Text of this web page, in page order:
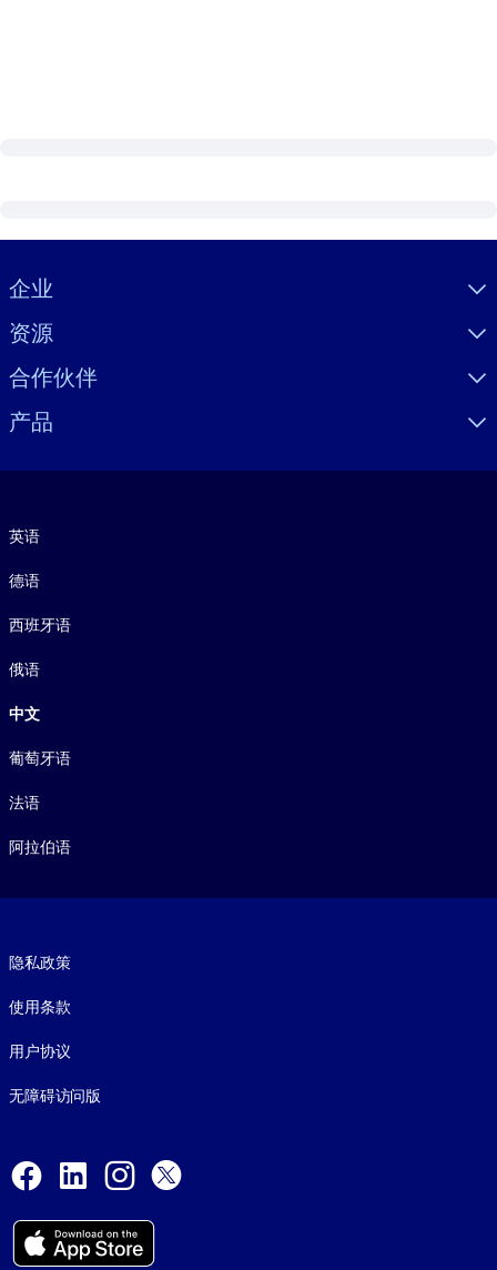
Visually hidden Text
企业
资源
合作伙伴
产品
英语
德语
西班牙语
俄语
中文
葡萄牙语
法语
阿拉伯语
隐私政策
使用条款
用户协议
无障碍访问版
Facebook
LinkedInInstagram